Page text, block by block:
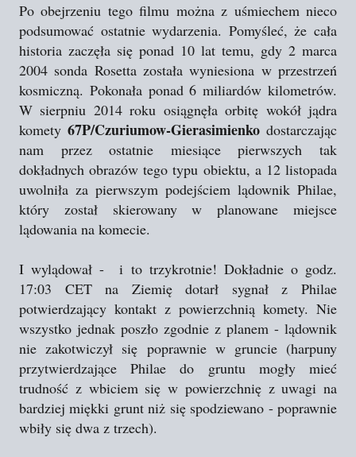
Po obejrzeniu tego filmu można z uśmiechem nieco
podsumować ostatnie wydarzenia. Pomyśleć, że cała
historia zaczęła się ponad 10 lat temu, gdy 2 marca
2004 sonda Rosetta została wyniesiona w przestrzeń
kosmiczną. Pokonała ponad 6 miliardów kilometrów.
W sierpniu 2014 roku osiągnęła orbitę wokół jądra
komety 67P/Czuriumow-Gierasimienko dostarczając
nam przez ostatnie miesiące pierwszych tak
dokładnych obrazów tego typu obiektu, a 12 listopada
uwolniła za pierwszym podejściem lądownik Philae,
który został skierowany w planowane miejsce
lądowania na komecie.
I wylądował - i to trzykrotnie! Dokładnie o godz.
17:03 CET na Ziemię dotarł sygnał z Philae
potwierdzający kontakt z powierzchnią komety. Nie
wszystko jednak poszło zgodnie z planem - lądownik
nie zakotwiczył się poprawnie w gruncie (harpuny
przytwierdzające Philae do gruntu mogły mieć
trudność z wbiciem się w powierzchnię z uwagi na
bardziej miękki grunt niż się spodziewano - poprawnie
wbiły się dwa z trzech).